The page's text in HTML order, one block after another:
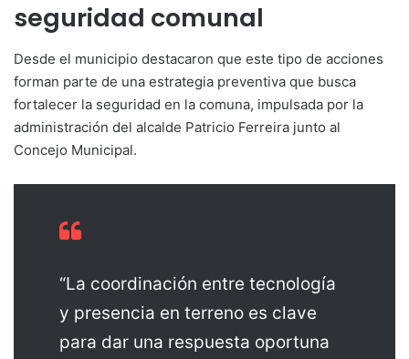
seguridad comunal
Desde el municipio destacaron que este tipo de acciones
forman parte de una estrategia preventiva que busca
fortalecer la seguridad en la comuna, impulsada por la
administración del alcalde Patricio Ferreira junto al
Concejo Municipal.
“La coordinación entre tecnología
y presencia en terreno es clave
para dar una respuesta oportuna